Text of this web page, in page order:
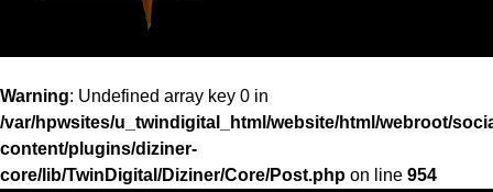
Warning: Undefined array key 0 in
/var/hpwsites/u_twindigital_html/website/html/webroot/
content/plugins/diziner-
core/lib/TwinDigital/Diziner/Core/Post.php on line 954